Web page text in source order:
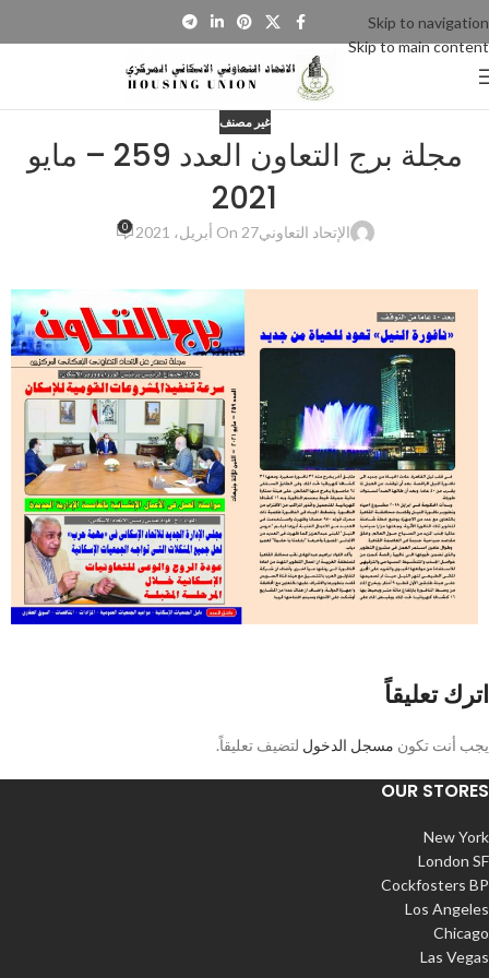
Skip to navigation
Skip to main content
غير مصنف
‎مجلة برج التعاون العدد 259 – مايو
2021
الإتحاد التعاونيOn 27 أبريل، 2021 0
اترك تعليقاً
يجب أنت تكون مسجل الدخول لتضيف تعليقاً.
OUR STORES
New York
London SF
Cockfosters BP
Los Angeles
Chicago
Las Vegas